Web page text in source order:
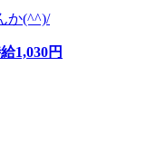
か(^^)/
1,030円